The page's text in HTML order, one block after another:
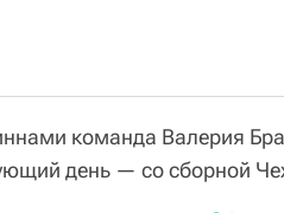
команда Валерия
день — со сборной